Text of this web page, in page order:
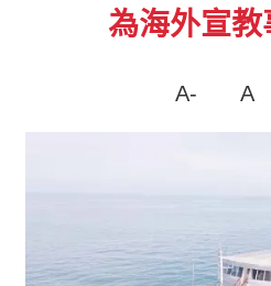
為海外宣
A- A